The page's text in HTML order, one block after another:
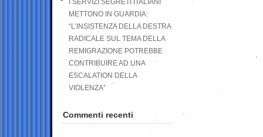
I SERVIZI SEGRETI ITALIANI
METTONO IN GUARDIA:
“L’INSISTENZA DELLA DESTRA
RADICALE SUL TEMA DELLA
REMIGRAZIONE POTREBBE
CONTRIBUIRE AD UNA
ESCALATION DELLA
VIOLENZA”
Commenti recenti